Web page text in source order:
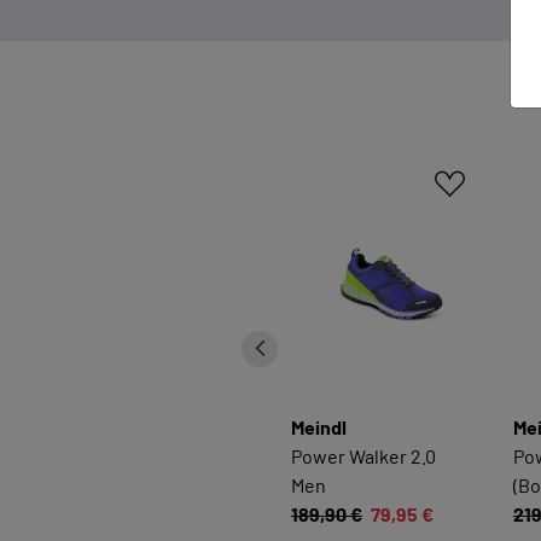
Meindl
Power Walker 2.0
Men
189,90 € 79,95 €